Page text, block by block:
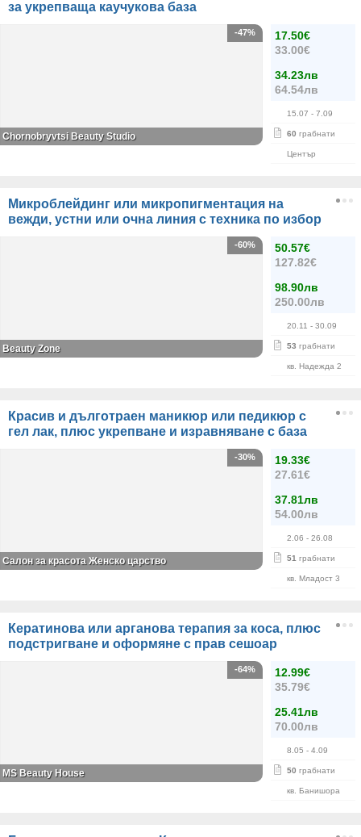
за укрепваща каучукова база
17.50€
33.00€
34.23лв
64.54лв
15.07 - 7.09
60 грабнати
Център
-47%
Chornobryvtsi Beauty Studio
Микроблейдинг или микропигментация на
вежди, устни или очна линия с техника по избор
50.57€
127.82€
98.90лв
250.00лв
20.11 - 30.09
53 грабнати
кв. Надежда 2
-60%
Beauty Zone
Красив и дълготраен маникюр или педикюр с
гел лак, плюс укрепване и изравняване с база
19.33€
27.61€
37.81лв
54.00лв
2.06 - 26.08
51 грабнати
кв. Младост 3
-30%
Салон за красота Женско царство
Кератинова или арганова терапия за коса, плюс
подстригване и оформяне с прав сешоар
12.99€
35.79€
25.41лв
70.00лв
8.05 - 4.09
50 грабнати
кв. Банишора
-64%
МS Beauty House